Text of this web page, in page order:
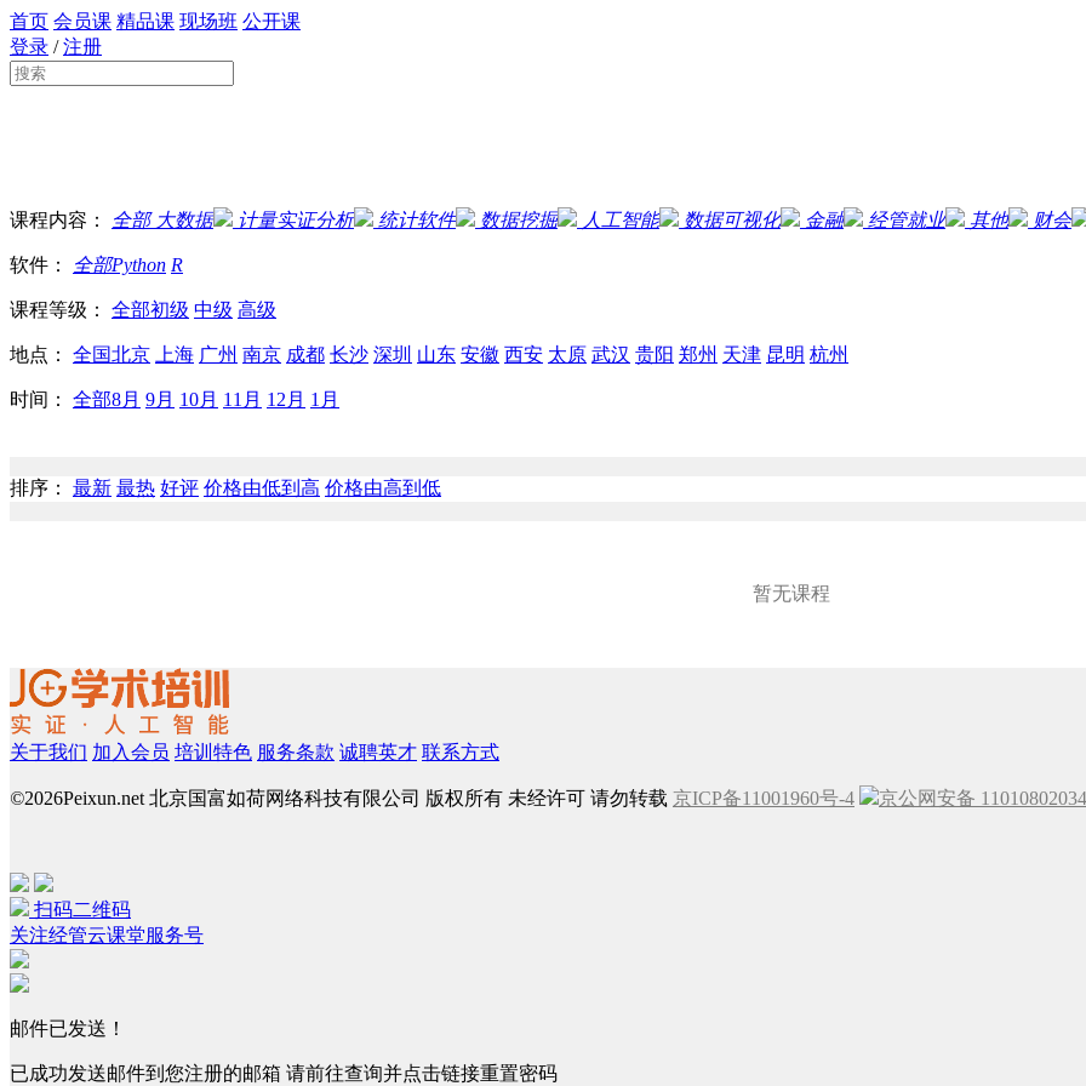
首页 会员课 精品课 现场班 公开课
登录 /注册
课程内容： 全部大数据 计量实证分析 统计软件 数据挖掘 人工智能 数据可视化 金融 经管就业 其他 财会
软件： 全部Python R
课程等级： 全部初级 中级 高级
地点： 全国北京 上海 广州 南京 成都 长沙 深圳 山东 安徽 西安 太原 武汉 贵阳 郑州 天津 昆明 杭州
时间： 全部8月 9月 10月 11月 12月 1月
排序： 最新 最热 好评 价格由低到高 价格由高到低
暂无课程
关于我们 加入会员 培训特色 服务条款 诚聘英才 联系方式
©2026Peixun.net 北京国富如荷网络科技有限公司 版权所有 未经许可 请勿转载 京ICP备11001960号-4 京公网安备
扫码二维码
关注经管云课堂服务号
邮件已发送！
已成功发送邮件到您注册的邮箱 请前往查询并点击链接重置密码